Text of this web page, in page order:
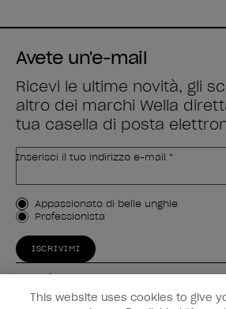
Avete un'e-mail
Ricevi le ultime novità, gli
altro dei marchi Wella
tua casella di posta
Inserisci il tuo indirizzo e-mail *
Tipo di cliente
Appassionato di belle unghie
Professionista
ISCRIVIMI
Esperienza
This website uses cookies to give